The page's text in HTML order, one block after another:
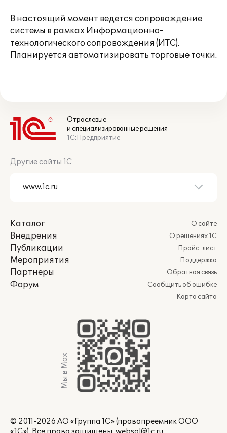
В настоящий момент ведется сопровождение
системы в рамках Информационно-
технологического сопровождения (ИТС).
Планируется автоматизировать торговые точки.
Отраслевые
и специализированные решения
1С:Предприятие
Другие сайты 1С
Каталог
Внедрения
Публикации
Мероприятия
Партнеры
Форум
О сайте
О решениях 1С
Прайс-лист
Поддержка
Обратная связь
Сообщить об ошибке
Карта сайта
Мы в Max
© 2011-2026 АО «Группа 1С» (правопреемник ООО